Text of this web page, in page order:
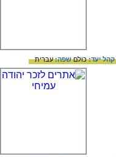
קהל יעד:כולםשפה:עברית